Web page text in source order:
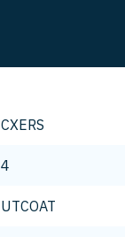
CXERS
4
UTCOAT